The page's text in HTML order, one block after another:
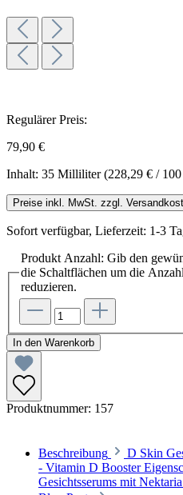
Regulärer Preis:
79,90 €
Inhalt: 35 Milliliter(228,29 € /
Preise inkl. MwSt. zzgl.
Sofort verfügbar, Lieferzeit: 1-3
Produkt Anzahl: Gib den
die Schaltflächen um die
reduzieren.
In den Warenkorb
Produktnummer: 157
Beschreibung
D Skin
- Vitamin D Booster
Gesichtsserums mit